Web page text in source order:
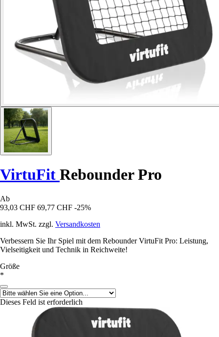
VirtuFit Rebounder Pro
Ab
93,03 CHF 69,77 CHF -25%
inkl. MwSt. zzgl. Versandkosten
Verbessern Sie Ihr Spiel mit dem Rebounder VirtuFit Pro: Leistung,
Vielseitigkeit und Technik in Reichweite!
Größe
*
Dieses Feld ist erforderlich